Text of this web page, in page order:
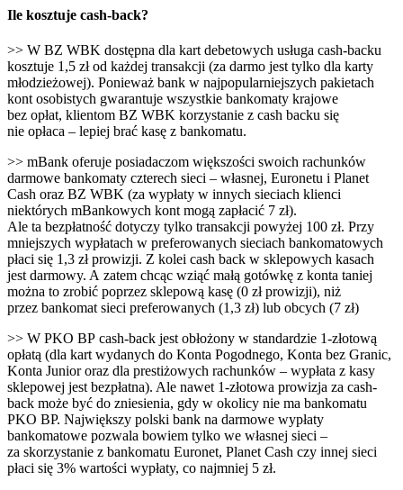
Ile kosztuje cash-back?
>> W BZ WBK dostępna dla kart debetowych usługa cash-backu
kosztuje 1,5 zł od każdej transakcji (za darmo jest tylko dla karty
młodzieżowej). Ponieważ bank w najpopularniejszych pakietach
kont osobistych gwarantuje wszystkie bankomaty krajowe
bez opłat, klientom BZ WBK korzystanie z cash backu się
nie opłaca – lepiej brać kasę z bankomatu.
>> mBank oferuje posiadaczom większości swoich rachunków
darmowe bankomaty czterech sieci – własnej, Euronetu i Planet
Cash oraz BZ WBK (za wypłaty w innych sieciach klienci
niektórych mBankowych kont mogą zapłacić 7 zł).
Ale ta bezpłatność dotyczy tylko transakcji powyżej 100 zł. Przy
mniejszych wypłatach w preferowanych sieciach bankomatowych
płaci się 1,3 zł prowizji. Z kolei cash back w sklepowych kasach
jest darmowy. A zatem chcąc wziąć małą gotówkę z konta taniej
można to zrobić poprzez sklepową kasę (0 zł prowizji), niż
przez bankomat sieci preferowanych (1,3 zł) lub obcych (7 zł)
>> W PKO BP cash-back jest obłożony w standardzie 1-złotową
opłatą (dla kart wydanych do Konta Pogodnego, Konta bez Granic,
Konta Junior oraz dla prestiżowych rachunków – wypłata z kasy
sklepowej jest bezpłatna). Ale nawet 1-złotowa prowizja za cash-
back może być do zniesienia, gdy w okolicy nie ma bankomatu
PKO BP. Największy polski bank na darmowe wypłaty
bankomatowe pozwala bowiem tylko we własnej sieci –
za skorzystanie z bankomatu Euronet, Planet Cash czy innej sieci
płaci się 3% wartości wypłaty, co najmniej 5 zł.